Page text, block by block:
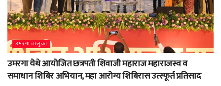
उमरगा तालुका
उमरगा येथे आयोजित छत्रपती शिवाजी महाराज महाराजस्व व
समाधान शिबिर अभियान, महा आरोग्य शिबिरास उत्स्फूर्त प्रतिसाद